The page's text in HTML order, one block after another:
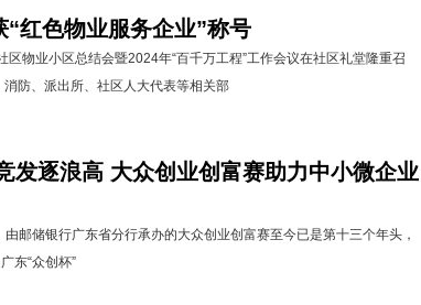
红色物业服务企业”称号
业小区总结会暨2024年“百千万工程”工作会议在社区礼堂隆重召
防、派出所、社区人大代表等相关部
发逐浪高 大众创业创富赛助力中小微企业
储银行广东省分行承办的大众创业创富赛至今已是第十三个年头，
东“众创杯”